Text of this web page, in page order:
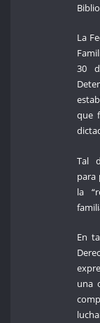
La
30
que
Tal
para
la
En
una